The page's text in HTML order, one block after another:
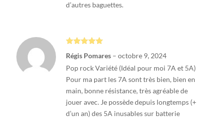
d’autres baguettes.
5
Régis Pomares – octobre 9, 2024
Pop rock Variété (Idéal pour moi 7A et 5A)
Pour ma part les 7A sont très bien, bien en
main, bonne résistance, très agréable de
jouer avec. Je possède depuis longtemps (+
d’un an) des 5A inusables sur batterie